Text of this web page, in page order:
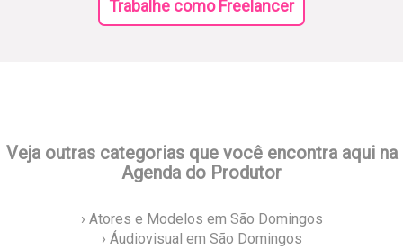
Trabalhe como Freelancer
Veja outras categorias que você encontra aqui na
Agenda do Produtor
› Atores e Modelos em São Domingos
› Áudiovisual em São Domingos